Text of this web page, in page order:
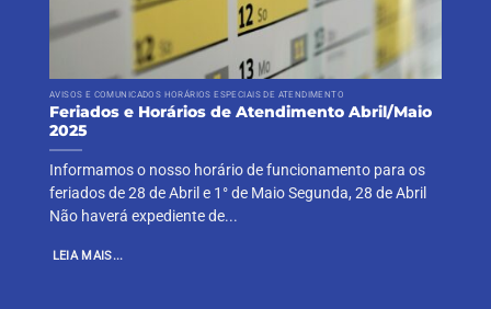
AVISOS E COMUNICADOS HORÁRIOS ESPECIAIS DE ATENDIMENTO
Feriados e Horários de Atendimento Abril/Maio
2025
Informamos o nosso horário de funcionamento para os
feriados de 28 de Abril e 1° de Maio Segunda, 28 de Abril
Não haverá expediente de...
LEIA MAIS...